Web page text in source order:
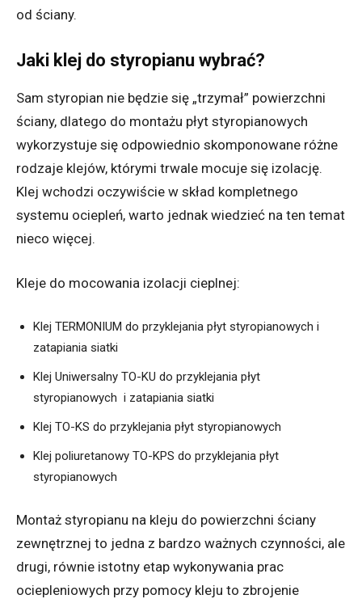
od ściany.
Jaki klej do styropianu wybrać?
Sam styropian nie będzie się „trzymał” powierzchni
ściany, dlatego do montażu płyt styropianowych
wykorzystuje się odpowiednio skomponowane różne
rodzaje klejów, którymi trwale mocuje się izolację.
Klej wchodzi oczywiście w skład kompletnego
systemu ociepleń, warto jednak wiedzieć na ten temat
nieco więcej.
Kleje do mocowania izolacji cieplnej:
Klej TERMONIUM do przyklejania płyt styropianowych i
zatapiania siatki
Klej Uniwersalny TO-KU do przyklejania płyt
styropianowych i zatapiania siatki
Klej TO-KS do przyklejania płyt styropianowych
Klej poliuretanowy TO-KPS do przyklejania płyt
styropianowych
Montaż styropianu na kleju do powierzchni ściany
zewnętrznej to jedna z bardzo ważnych czynności, ale
drugi, równie istotny etap wykonywania prac
ociepleniowych przy pomocy kleju to zbrojenie